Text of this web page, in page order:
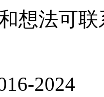
想法可
2024